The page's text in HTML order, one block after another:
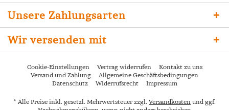
Unsere Zahlungsarten
Wir versenden mit
Cookie-Einstellungen Vertrag widerrufen
Kontakt zu uns
Versand und Zahlung
Allgemeine Geschäftsbedingungen
Datenschutz
Widerrufsrecht Impressum
* Alle Preise inkl. gesetzl. Mehrwertsteuer zzgl. Versandkosten und ggf.